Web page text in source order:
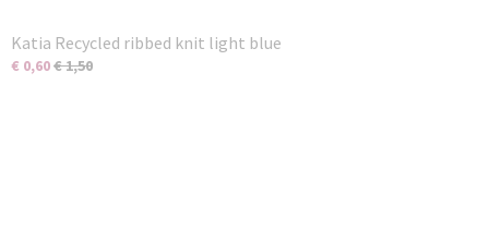
Katia Recycled ribbed knit light blue
€ 0,60€ 1,50